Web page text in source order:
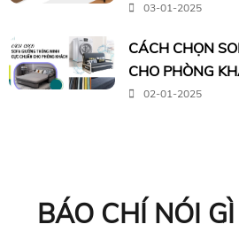
03-01-2025
CÁCH CHỌN
CHO PHÒNG
02-01-2025
BÁO CHÍ NÓI